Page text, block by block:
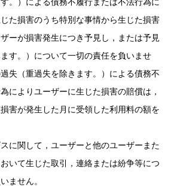
す。）による債務不履行または不法行為に
た損害のうち特別な事情から生じた損害
ザーが損害発生につき予見し，または予見
す。）について一切の責任を負いませ
失（重過失を除きます。）による債務不
によりユーザーに生じた損害の賠償は，
害が発生した月に受領した利用料の額を
に関して，ユーザーと他のユーザーまた
いて生じた取引，連絡または紛争等につ
ません。